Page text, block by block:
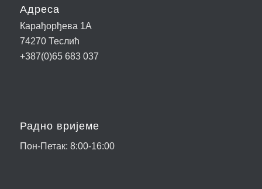
Адреса
Карађорђева 1А
74270 Теслић
+387(0)65 683 037
Радно вријеме
Пон-Петак: 8:00-16:00